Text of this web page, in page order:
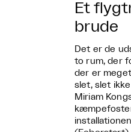
Et
brude
Det er de
to rum, der
der er
slet, slet
Miriam